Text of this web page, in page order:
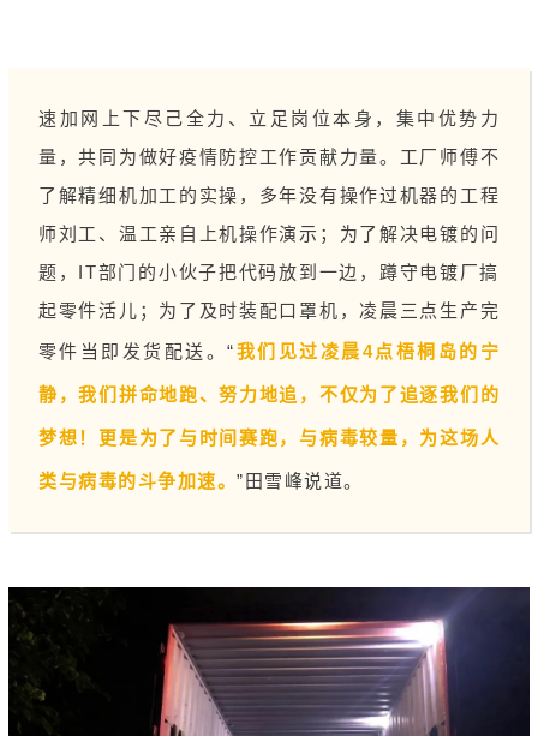
速加网上下尽己全力、立足岗位本身，集中优势力
量，共同为做好疫情防控工作贡献力量。工厂师傅不
了解精细机加工的实操，多年没有操作过机器的工程
师刘工、温工亲自上机操作演示；为了解决电镀的问
题，IT部门的小伙子把代码放到一边，蹲守电镀厂搞
起零件活儿；为了及时装配口罩机，凌晨三点生产完
零件当即发货配送。“我们见过凌晨4点梧桐岛的宁
静，我们拼命地跑、努力地追，不仅为了追逐我们的
梦想！更是为了与时间赛跑，与病毒较量，为这场人
类与病毒的斗争加速。 ”田雪峰说道。